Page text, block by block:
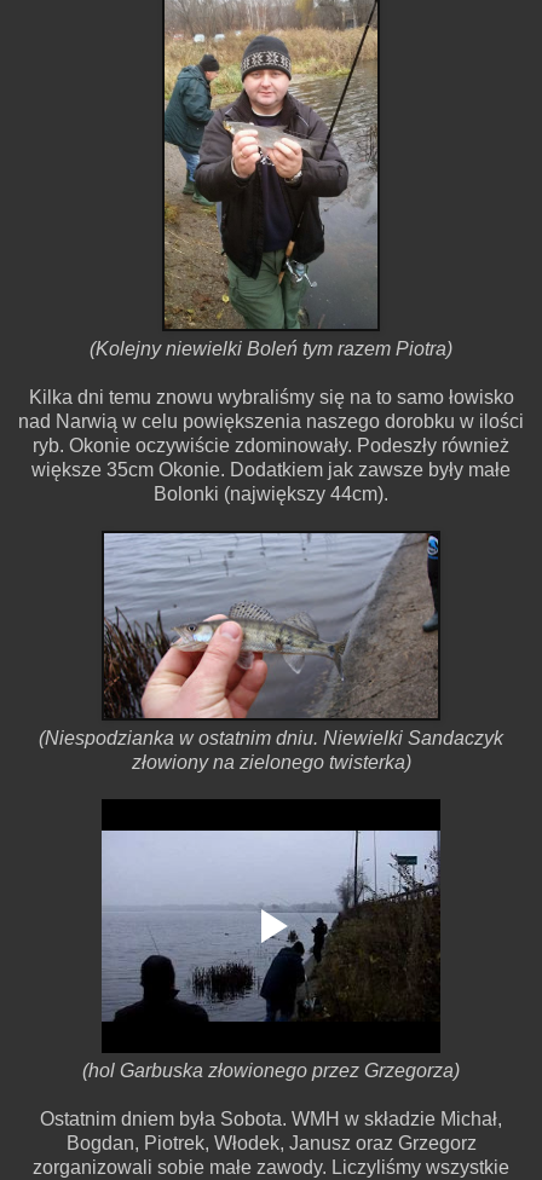
(Kolejny niewielki Boleń tym razem Piotra)
Kilka dni temu znowu wybraliśmy się na to samo łowisko
nad Narwią w celu powiększenia naszego dorobku w ilości
ryb. Okonie oczywiście zdominowały. Podeszły również
większe 35cm Okonie. Dodatkiem jak zawsze były małe
Bolonki (największy 44cm).
(Niespodzianka w ostatnim dniu. Niewielki Sandaczyk
złowiony na zielonego twisterka)
(hol Garbuska złowionego przez Grzegorza)
Ostatnim dniem była Sobota. WMH w składzie Michał,
Bogdan, Piotrek, Włodek, Janusz oraz Grzegorz
zorganizowali sobie małe zawody. Liczyliśmy wszystkie